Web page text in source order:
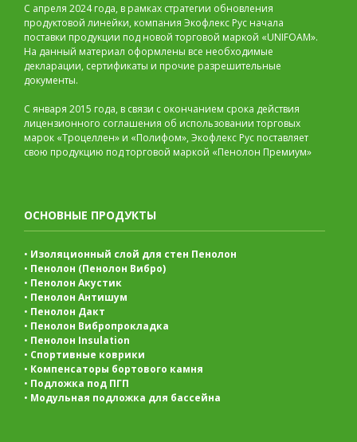
С апреля 2024 года, в рамках стратегии обновления
продуктовой линейки, компания Экофлекс Рус начала
поставки продукции под новой торговой маркой «UNIFOAM».
На данный материал оформлены все необходимые
декларации, сертификаты и прочие разрешительные
документы.
С января 2015 года, в связи с окончанием срока действия
лицензионного соглашения об использовании торговых
марок «Троцеллен» и «Полифом», Экофлекс Рус поставляет
свою продукцию под торговой маркой «Пенолон Премиум»
ОСНОВНЫЕ ПРОДУКТЫ
• Изоляционный слой для стен Пенолон
• Пенолон (Пенолон Вибро)
• Пенолон Акустик
• Пенолон Антишум
• Пенолон Дакт
• Пенолон Вибропрокладка
• Пенолон Insulation
• Спортивные коврики
• Компенсаторы бортового камня
• Подложка под ПГП
• Модульная подложка для бассейна